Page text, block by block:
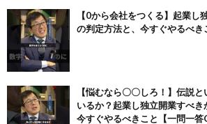
【0から会社をつくる】起業し
の判定方法と、今すぐやるべき
【悩むなら〇〇しろ！】伝説
いるか？起業し独立開業すべき
今すぐやるべきこと【一問一答